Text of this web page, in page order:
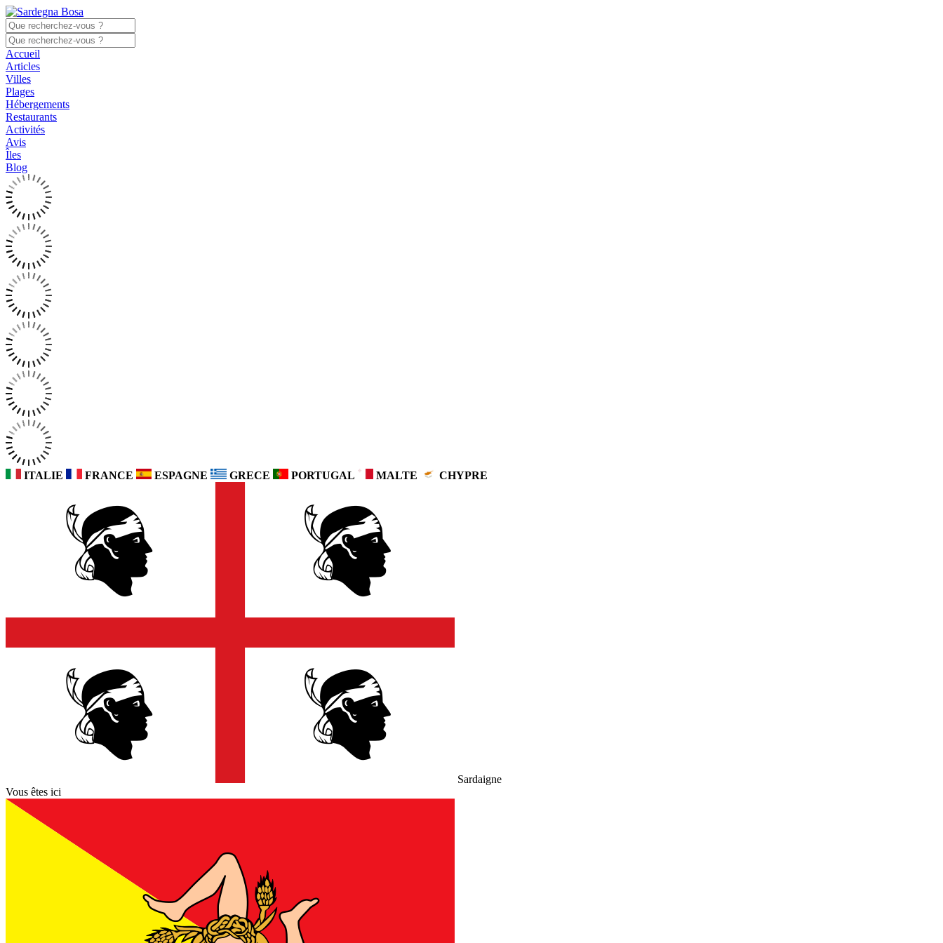
Accueil
Articles
Villes
Plages
Hébergements
Restaurants
Activités
Avis
Îles
Blog
ITALIE FRANCE ESPAGNE GRECE PORTUGAL MALTE CHYPRE
Sardaigne
Vous êtes ici